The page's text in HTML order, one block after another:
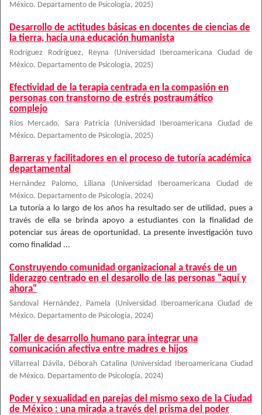
México. Departamento de Psicología, 2025)
Desarrollo de actitudes básicas en docentes de ciencias de
la tierra, hacia una educación humanista
Rodríguez Rodríguez, Reyna (Universidad Iberoamericana Ciudad de
México. Departamento de Psicología, 2025)
Efectividad de la terapia centrada en la compasión en
personas con transtorno de estrés postraumático
complejo
Ríos Mercado, Sara Patricia (Universidad Iberoamericana Ciudad de
México. Departamento de Psicología, 2025)
Barreras y facilitadores en el proceso de tutoría académica
departamental
Hernández Palomo, Liliana (Universidad Iberoamericana Ciudad de
México. Departamento de Psicología, 2024)
La tutoría a lo largo de los años ha resultado ser de utilidad, pues a
través de ella se brinda apoyo a estudiantes con la finalidad de
potenciar sus áreas de oportunidad. La presente investigación tuvo
como finalidad ...
Construyendo comunidad organizacional a través de un
liderazgo centrado en el desarollo de las personas "aquí y
ahora"
Sandoval Hernández, Pamela (Universidad Iberoamericana Ciudad de
México. Departamento de Psicología, 2024)
Taller de desarrollo humano para integrar una
comunicación afectiva entre madres e hijos
Villarreal Dávila, Déborah Catalina (Universidad Iberoamericana Ciudad
de México. Departamento de Psicología, 2024)
Poder y sexualidad en parejas del mismo sexo de la Ciudad
de México : una mirada a través del prisma del poder